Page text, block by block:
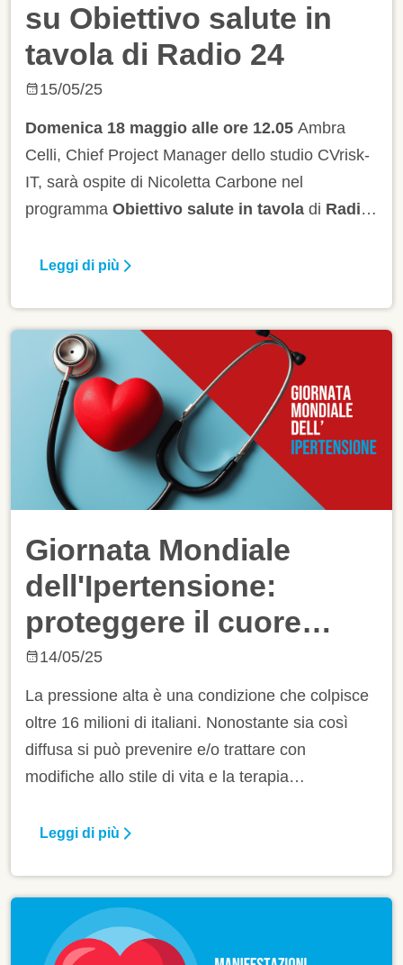
su Obiettivo salute in
tavola di Radio 24
15/05/25
Domenica 18 maggio alle ore 12.05 Ambra
Celli, Chief Project Manager dello studio CVrisk-
IT, sarà ospite di Nicoletta Carbone nel
programma Obiettivo salute in tavola di Radio
progetto CVrisk-IT. Dopo la diretta sarà possibile
Leggi di più
Giornata Mondiale
dell'Ipertensione:
proteggere il cuore
controllando la
pressione del sangue
14/05/25
La pressione alta è una condizione che colpisce
oltre 16 milioni di italiani. Nonostante sia così
diffusa si può prevenire e/o trattare con
modifiche allo stile di vita e la terapia
l’ipertensione e partecipa allo studio Cvrisk-IT.
Leggi di più